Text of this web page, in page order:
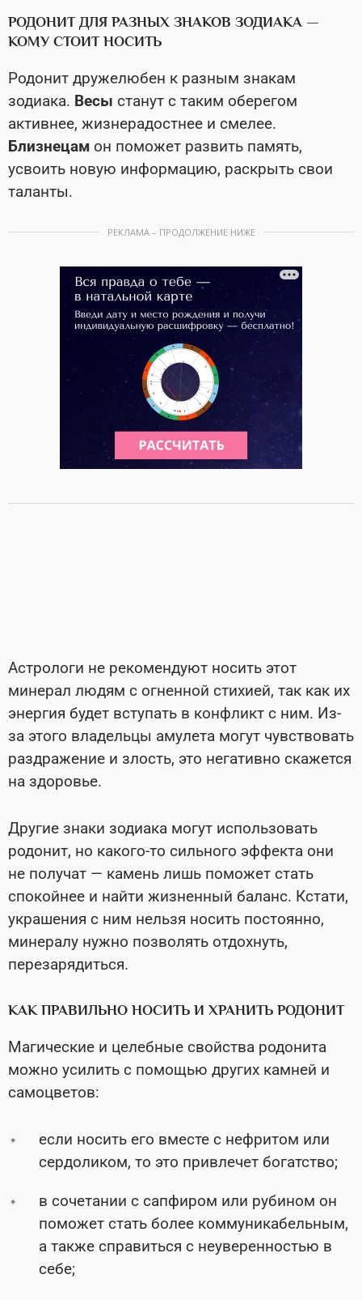
РОДОНИТ ДЛЯ РАЗНЫХ ЗНАКОВ ЗОДИАКА —
КОМУ СТОИТ НОСИТЬ
Родонит дружелюбен к разным знакам
зодиака. Весы станут с таким оберегом
активнее, жизнерадостнее и смелее.
Близнецам он поможет развить память,
усвоить новую информацию, раскрыть свои
таланты.
РЕКЛАМА – ПРОДОЛЖЕНИЕ НИЖЕ
Астрологи не рекомендуют носить этот
минерал людям с огненной стихией, так как их
энергия будет вступать в конфликт с ним. Из-
за этого владельцы амулета могут чувствовать
раздражение и злость, это негативно скажется
на здоровье.
Другие знаки зодиака могут использовать
родонит, но какого-то сильного эффекта они
не получат — камень лишь поможет стать
спокойнее и найти жизненный баланс. Кстати,
украшения с ним нельзя носить постоянно,
минералу нужно позволять отдохнуть,
перезарядиться.
КАК ПРАВИЛЬНО НОСИТЬ И ХРАНИТЬ РОДОНИТ
Магические и целебные свойства родонита
можно усилить с помощью других камней и
самоцветов:
если носить его вместе с нефритом или
сердоликом, то это привлечет богатство;
в сочетании с сапфиром или рубином он
поможет стать более коммуникабельным,
а также справиться с неуверенностью в
себе;